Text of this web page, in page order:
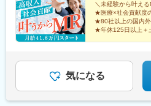
■社内認定資格制度
製薬企業での開発パイプライン
はオンコロジーをはじめスペシ
加しています。またスペシャリ
認定資格制度を設けています。
がん」と「固形がん」の2つの
縄※勤務地限定～全国転勤（規定
希望を考慮して決定いたします
ん。※変更の範囲：会社の定める
収600万円以上も可能！・・・
円＋各種手当※上記には固定残業
含みます。※超過分は別途全額
度年収は700万円以上！◎最大年
万円／42歳（入社4年） 920万
＼未経験から叶え
★医療×社会貢献度
★80社以上の国内外
★年休125日以上＋
気になる